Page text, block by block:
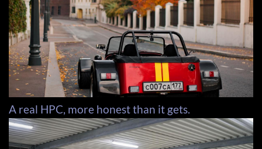
A real HPC, more honest than it gets.